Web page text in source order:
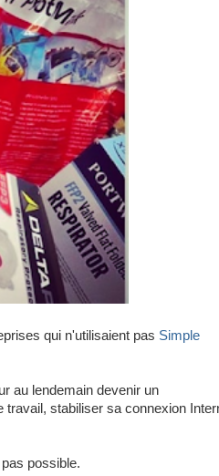
qui n'utilisaient pas Simple
au lendemain devenir un
stabiliser sa connexion
possible.